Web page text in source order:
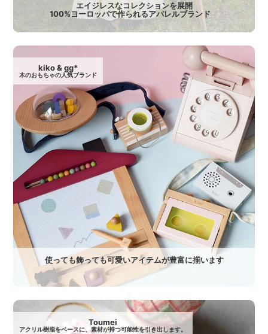
エイジレスなコレクションを展開
100%ヨーロッパで作られるアパレルブランド
kiko & gg*
木のおもちゃの人気ブランド
使っても飾っても可愛いアイテムが豊富に揃います
Toumei
アクリル樹脂をベースに、素材が持つ可能性を引き出します。